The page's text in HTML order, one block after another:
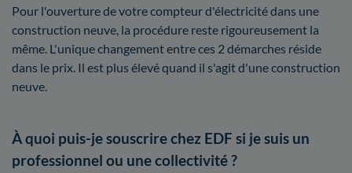
Pour l'ouverture de votre compteur d'électricité dans une
construction neuve, la procédure reste rigoureusement la
même. L'unique changement entre ces 2 démarches réside
dans le prix. Il est plus élevé quand il s'agit d'une construction
neuve.
À quoi puis-je souscrire chez EDF si je suis un
professionnel ou une collectivité ?